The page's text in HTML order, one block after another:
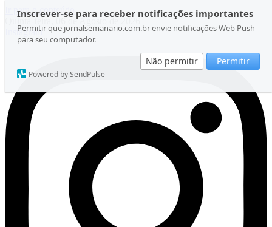
Inscrever-se para receber notificações importantes
Permitir que jornalsemanario.com.br envie notificações Web Push
para seu computador.
Não permitir Permitir
Powered by SendPulse
Ir para o conteúdo
Quinta-feira, 06 de Agosto de 2026
Instagram